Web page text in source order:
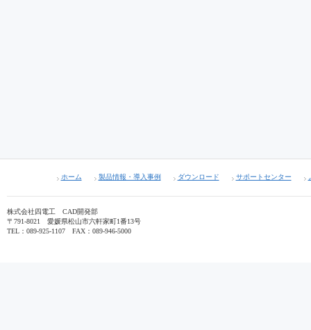
ホーム 製品情報・導入事例 ダウンロード サポートセンター
株式会社四電工 CAD開発部
〒791-8021 愛媛県松山市六軒家町1番13号
TEL：089-925-1107 FAX：089-946-5000